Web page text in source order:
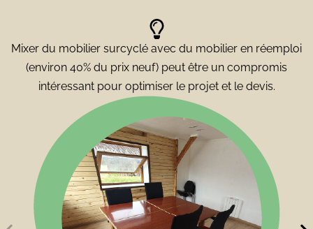
Mixer du mobilier surcyclé avec du mobilier en réemploi
(environ 40% du prix neuf) peut être un compromis
intéressant pour optimiser le projet et le devis.